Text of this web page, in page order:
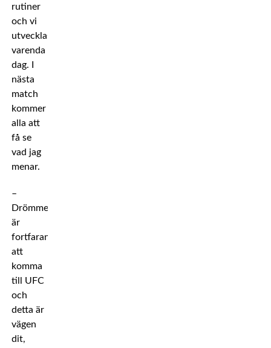
rutiner
och vi
utvecklas
varenda
dag. I
nästa
match
kommer
alla att
få se
vad jag
menar.
–
Drömmen
är
fortfarande
att
komma
till UFC
och
detta är
vägen
dit,